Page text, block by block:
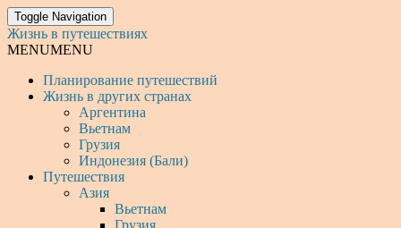
Toggle Navigation
Жизнь в путешествиях
MENUMENU
Планирование путешествий
Жизнь в других странах
Аргентина
Вьетнам
Грузия
Индонезия (Бали)
Путешествия
Азия
Вьетнам
Грузия